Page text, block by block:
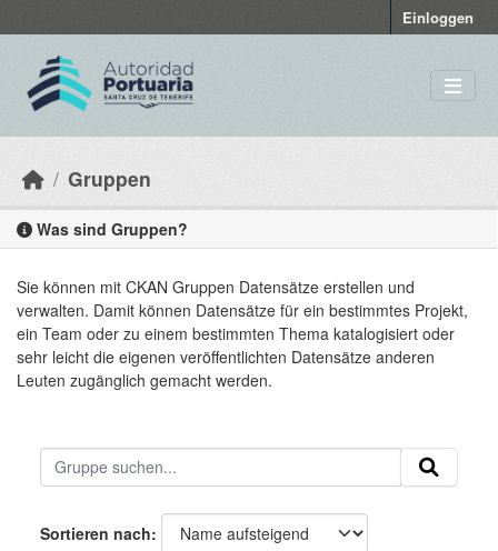
Einloggen
Gruppen
Was sind Gruppen?
Sie können mit CKAN Gruppen Datensätze erstellen und
verwalten. Damit können Datensätze für ein bestimmtes Projekt,
ein Team oder zu einem bestimmten Thema katalogisiert oder
sehr leicht die eigenen veröffentlichten Datensätze anderen
Leuten zugänglich gemacht werden.
Sortieren nach